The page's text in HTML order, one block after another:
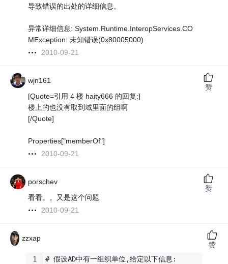
导致错误的出处的详细信息。
异常详细信息: System.Runtime.InteropServices.CO
MException: 未知错误(0x80005000)
2010-09-21
wjn161
[Quote=引用 4 楼 haity666 的回复:]
楼上的也没有取到域里面的组啊
[/Quote]
Properties["memberOf"]
2010-09-21
赞
porschev
看看。。又是这个问题
2010-09-21
赞
zzxap
# 假设AD中有一组织单位,给定以下信息:
赞